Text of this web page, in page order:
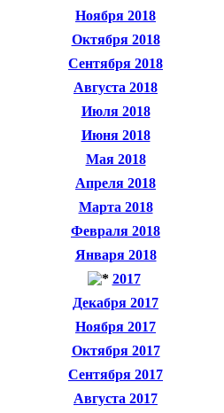
Ноября 2018
Октября 2018
Сентября 2018
Августа 2018
Июля 2018
Июня 2018
Мая 2018
Апреля 2018
Марта 2018
Февраля 2018
Января 2018
2017
Декабря 2017
Ноября 2017
Октября 2017
Сентября 2017
Августа 2017